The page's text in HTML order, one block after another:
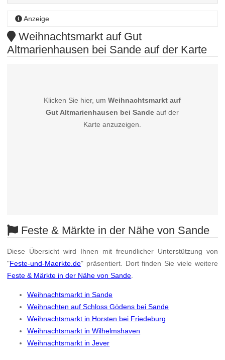
Anzeige
Weihnachtsmarkt auf Gut
Altmarienhausen bei Sande auf der Karte
Klicken Sie hier, umWeihnachtsmarkt auf
Gut Altmarienhausen bei Sande auf der
Karte anzuzeigen.
Feste & Märkte in der Nähe von Sande
Diese Übersicht wird Ihnen mit freundlicher Unterstützung von
"Feste-und-Maerkte.de" präsentiert. Dort finden Sie viele weitere
Feste & Märkte in der Nähe von Sande
Weihnachtsmarkt in Sande
Weihnachten auf Schloss Gödens bei Sande
Weihnachtsmarkt in Horsten bei Friedeburg
Weihnachtsmarkt in Wilhelmshaven
Weihnachtsmarkt in Jever